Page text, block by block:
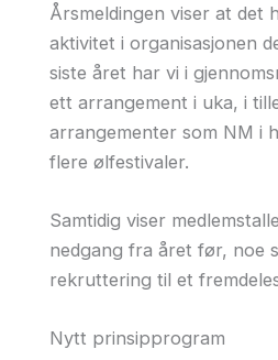
Årsmeldingen viser at det
aktivitet i organisasjonen
siste året har vi i
ett arrangement i uka, i
arrangementer som NM i
flere ølfestivaler.
Samtidig viser
nedgang fra året før, noe
rekruttering til et
Nytt prinsipprogram